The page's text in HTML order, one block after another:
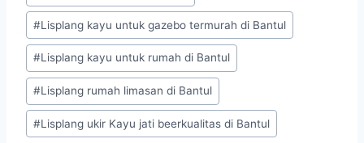
#Lisplang kayu untuk gazebo termurah di Bantul
#Lisplang kayu untuk rumah di Bantul
#Lisplang rumah limasan di Bantul
#Lisplang ukir Kayu jati beerkualitas di Bantul